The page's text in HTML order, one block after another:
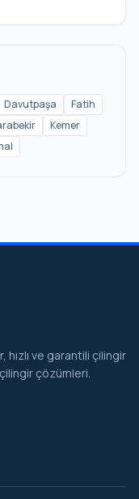
Davutpaşa
Fatih
Kemer
ve garantili çilingir
çözümleri.